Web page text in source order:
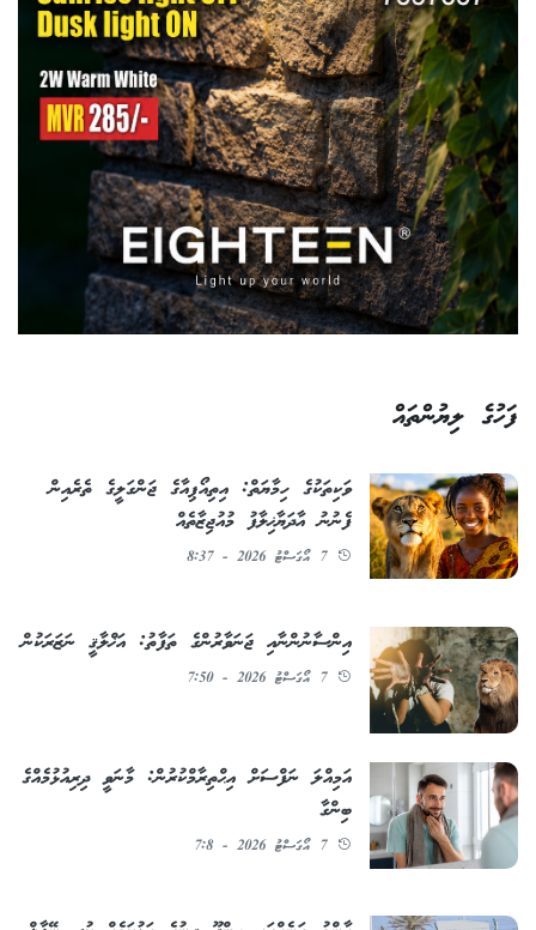
ފަހުގެ ލިޔުންތައް
ވަކިތަކުގެ ހިމާޔަތް: އިތިއޯޕިއާގެ ޖަންގަލީގެ ތެރެއިން
ފެނުނު އާދަޔާޚިލާފު މުއުޖިޒާތެއް
7 އޯގަސްޓު 2026 - 8:37
އިންސާނުންނާއި ޖަނަވާރުންގެ ތަފާތު: އަޚްލާޤީ ނަޒަރަކުން
7 އޯގަސްޓު 2026 - 7:50
އަމިއްލަ ނަފްސަށް އިޙްތިރާމްކުރުން: މާނަވީ ދިރިއުޅުމެއްގެ
ބިންގާ
7 އޯގަސްޓު 2026 - 7:8